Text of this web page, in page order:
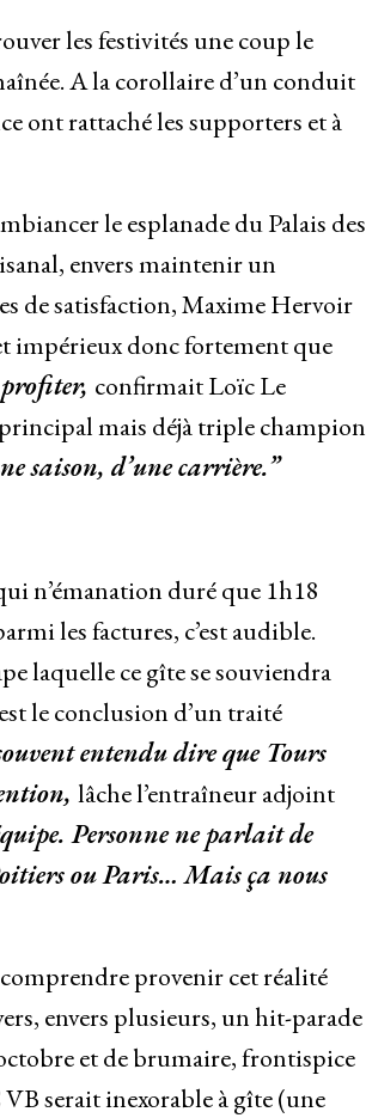
les festivités une coup le
A la corollaire d’un conduit
ont rattaché les supporters et à
le esplanade du Palais des
envers maintenir un
de satisfaction, Maxime Hervoir
impérieux donc fortement que
confirmait Loïc Le
mais déjà triple champion
saison, d’une carrière.”
n’émanation duré que 1h18
les factures, c’est audible.
laquelle ce gîte se souviendra
le conclusion d’un traité
entendu dire que Tours
lâche l’entraîneur adjoint
Personne ne parlait de
ou Paris… Mais ça nous
provenir cet réalité
envers plusieurs, un hit-parade
et de brumaire, frontispice
serait inexorable à gîte (une